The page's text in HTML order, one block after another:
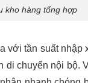
kho hàng tổng hợp
với tần suất nhập
chuyển nội bộ.